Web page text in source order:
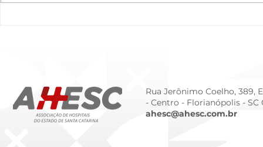
Rua Jerônimo Coelho, 389,
- Centro - Florianópolis - SC
ahesc@ahesc.com.br